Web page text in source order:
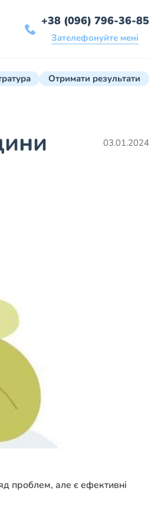
+38 (096) 796-36-85
Зателефонуйте мені
Отримати результати
03.01.2024
проблем, але є ефективні